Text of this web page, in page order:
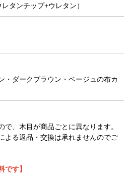
タンチップ+ウレタン）
・ダークブラウン・ベージュの布カ
、木目が商品ごとに異なります。
よる返品・交換は承れませんのでご
です】